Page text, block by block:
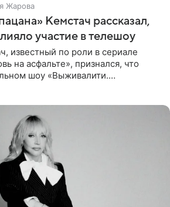
Жарова
Кемстач рассказал,
участие в телешоу
известный по роли в сериале
на асфальте», признался, что
шоу «Выживалити.